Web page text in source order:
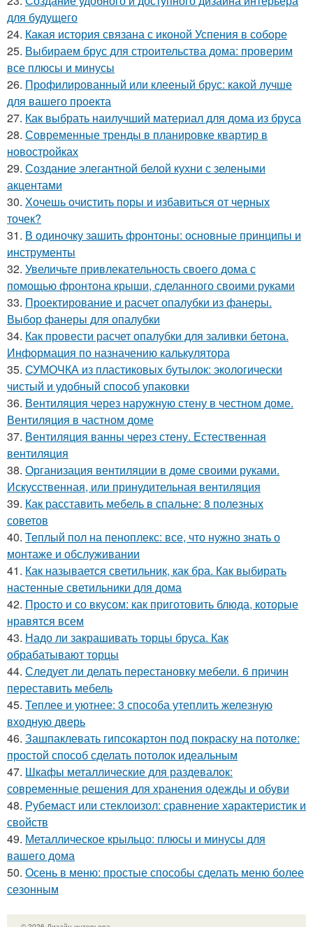
для будущего
24. Какая история связана с иконой Успения в соборе
25. Выбираем брус для строительства дома: проверим
все плюсы и минусы
26. Профилированный или клееный брус: какой лучше
для вашего проекта
27. Как выбрать наилучший материал для дома из бруса
28. Современные тренды в планировке квартир в
новостройках
29. Создание элегантной белой кухни с зелеными
акцентами
30. Хочешь очистить поры и избавиться от черных
точек?
31. В одиночку зашить фронтоны: основные принципы и
инструменты
32. Увеличьте привлекательность своего дома с
помощью фронтона крыши, сделанного своими руками
33. Проектирование и расчет опалубки из фанеры.
Выбор фанеры для опалубки
34. Как провести расчет опалубки для заливки бетона.
Информация по назначению калькулятора
35. СУМОЧКА из пластиковых бутылок: экологически
чистый и удобный способ упаковки
36. Вентиляция через наружную стену в честном доме.
Вентиляция в частном доме
37. Вентиляция ванны через стену. Естественная
вентиляция
38. Организация вентиляции в доме своими руками.
Искусственная, или принудительная вентиляция
39. Как расставить мебель в спальне: 8 полезных
советов
40. Теплый пол на пеноплекс: все, что нужно знать о
монтаже и обслуживании
41. Как называется светильник, как бра. Как выбирать
настенные светильники для дома
42. Просто и со вкусом: как приготовить блюда, которые
нравятся всем
43. Надо ли закрашивать торцы бруса. Как
обрабатывают торцы
44. Следует ли делать перестановку мебели. 6 причин
переставить мебель
45. Теплее и уютнее: 3 способа утеплить железную
входную дверь
46. Зашпаклевать гипсокартон под покраску на потолке:
простой способ сделать потолок идеальным
47. Шкафы металлические для раздевалок:
современные решения для хранения одежды и обуви
48. Рубемаст или стеклоизол: сравнение характеристик и
свойств
49. Металлическое крыльцо: плюсы и минусы для
вашего дома
50. Осень в меню: простые способы сделать меню более
сезонным